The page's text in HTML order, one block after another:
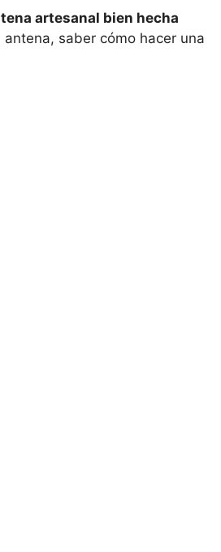
artesanal bien hecha
saber cómo hacer una